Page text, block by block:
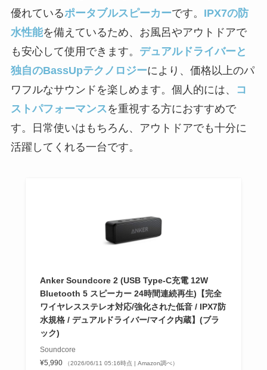
優れているポータブルスピーカーです。 IPX7の防
水性能を備えているため、お風呂やアウトドアで
も安心して使用できます。 デュアルドライバーと
独自のBassUpテクノロジーにより、価格以上のパ
ワフルなサウンドを楽しめます。個人的には、
コ
ストパフォーマンスを重視する方におすすめで
す。日常使いはもちろん、アウトドアでも十分に
活躍してくれる一台です。
Anker Soundcore 2 (USB Type-C充電 12W
Bluetooth 5 スピーカー 24時間連続再生)【完全
ワイヤレスステレオ対応/強化された低音 / IPX7防
水規格 / デュアルドライバー/マイク内蔵】(ブラ
ック)
Soundcore
¥5,990
（2026/06/11 05:16時点 | Amazon調べ）